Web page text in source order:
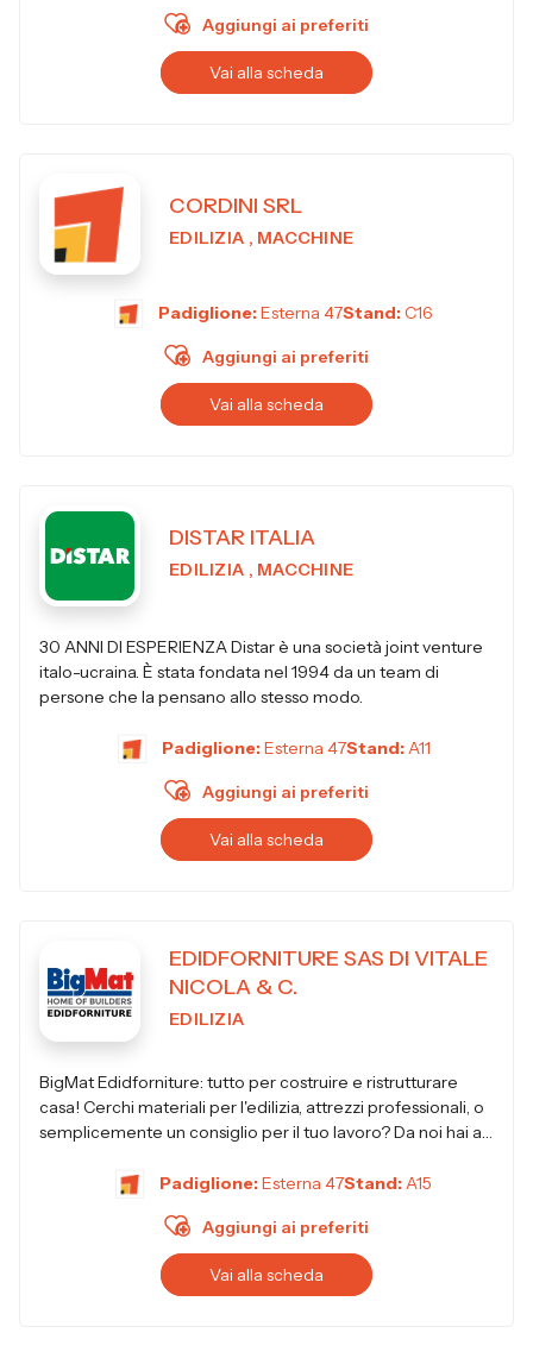
Aggiungi ai preferiti
Vai alla scheda
CORDINI SRL
EDILIZIA , MACCHINE
Padiglione:Esterna 47Stand:C16
Aggiungi ai preferiti
Vai alla scheda
DISTAR ITALIA
EDILIZIA , MACCHINE
30 ANNI DI ESPERIENZA Distar è una società joint venture
italo-ucraina. È stata fondata nel 1994 da un team di
persone che la pensano allo stesso modo.
Padiglione:Esterna 47Stand:A11
Aggiungi ai preferiti
Vai alla scheda
EDIDFORNITURE SAS DI VITALE
NICOLA & C.
EDILIZIA
BigMat Edidforniture: tutto per costruire e ristrutturare
casa! Cerchi materiali per l'edilizia, attrezzi professionali, o
semplicemente un consiglio per il tuo lavoro? Da noi hai a
Padiglione:Esterna 47Stand:A15
Aggiungi ai preferiti
Vai alla scheda